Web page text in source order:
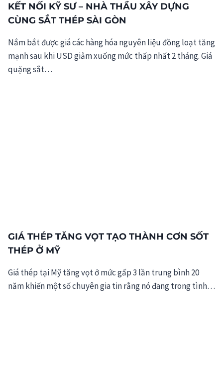
KẾT NỐI KỸ SƯ – NHÀ THẦU XÂY DỰNG
CÙNG SẮT THÉP SÀI GÒN
Nắm bắt được giá các hàng hóa nguyên liệu đồng loạt tăng
mạnh sau khi USD giảm xuống mức thấp nhất 2 tháng. Giá
quặng sắt…
GIÁ THÉP TĂNG VỌT TẠO THÀNH CƠN SỐT
THÉP Ở MỸ
Giá thép tại Mỹ tăng vọt ở mức gấp 3 lần trung bình 20
năm khiến một số chuyên gia tin rằng nó đang trong tình…